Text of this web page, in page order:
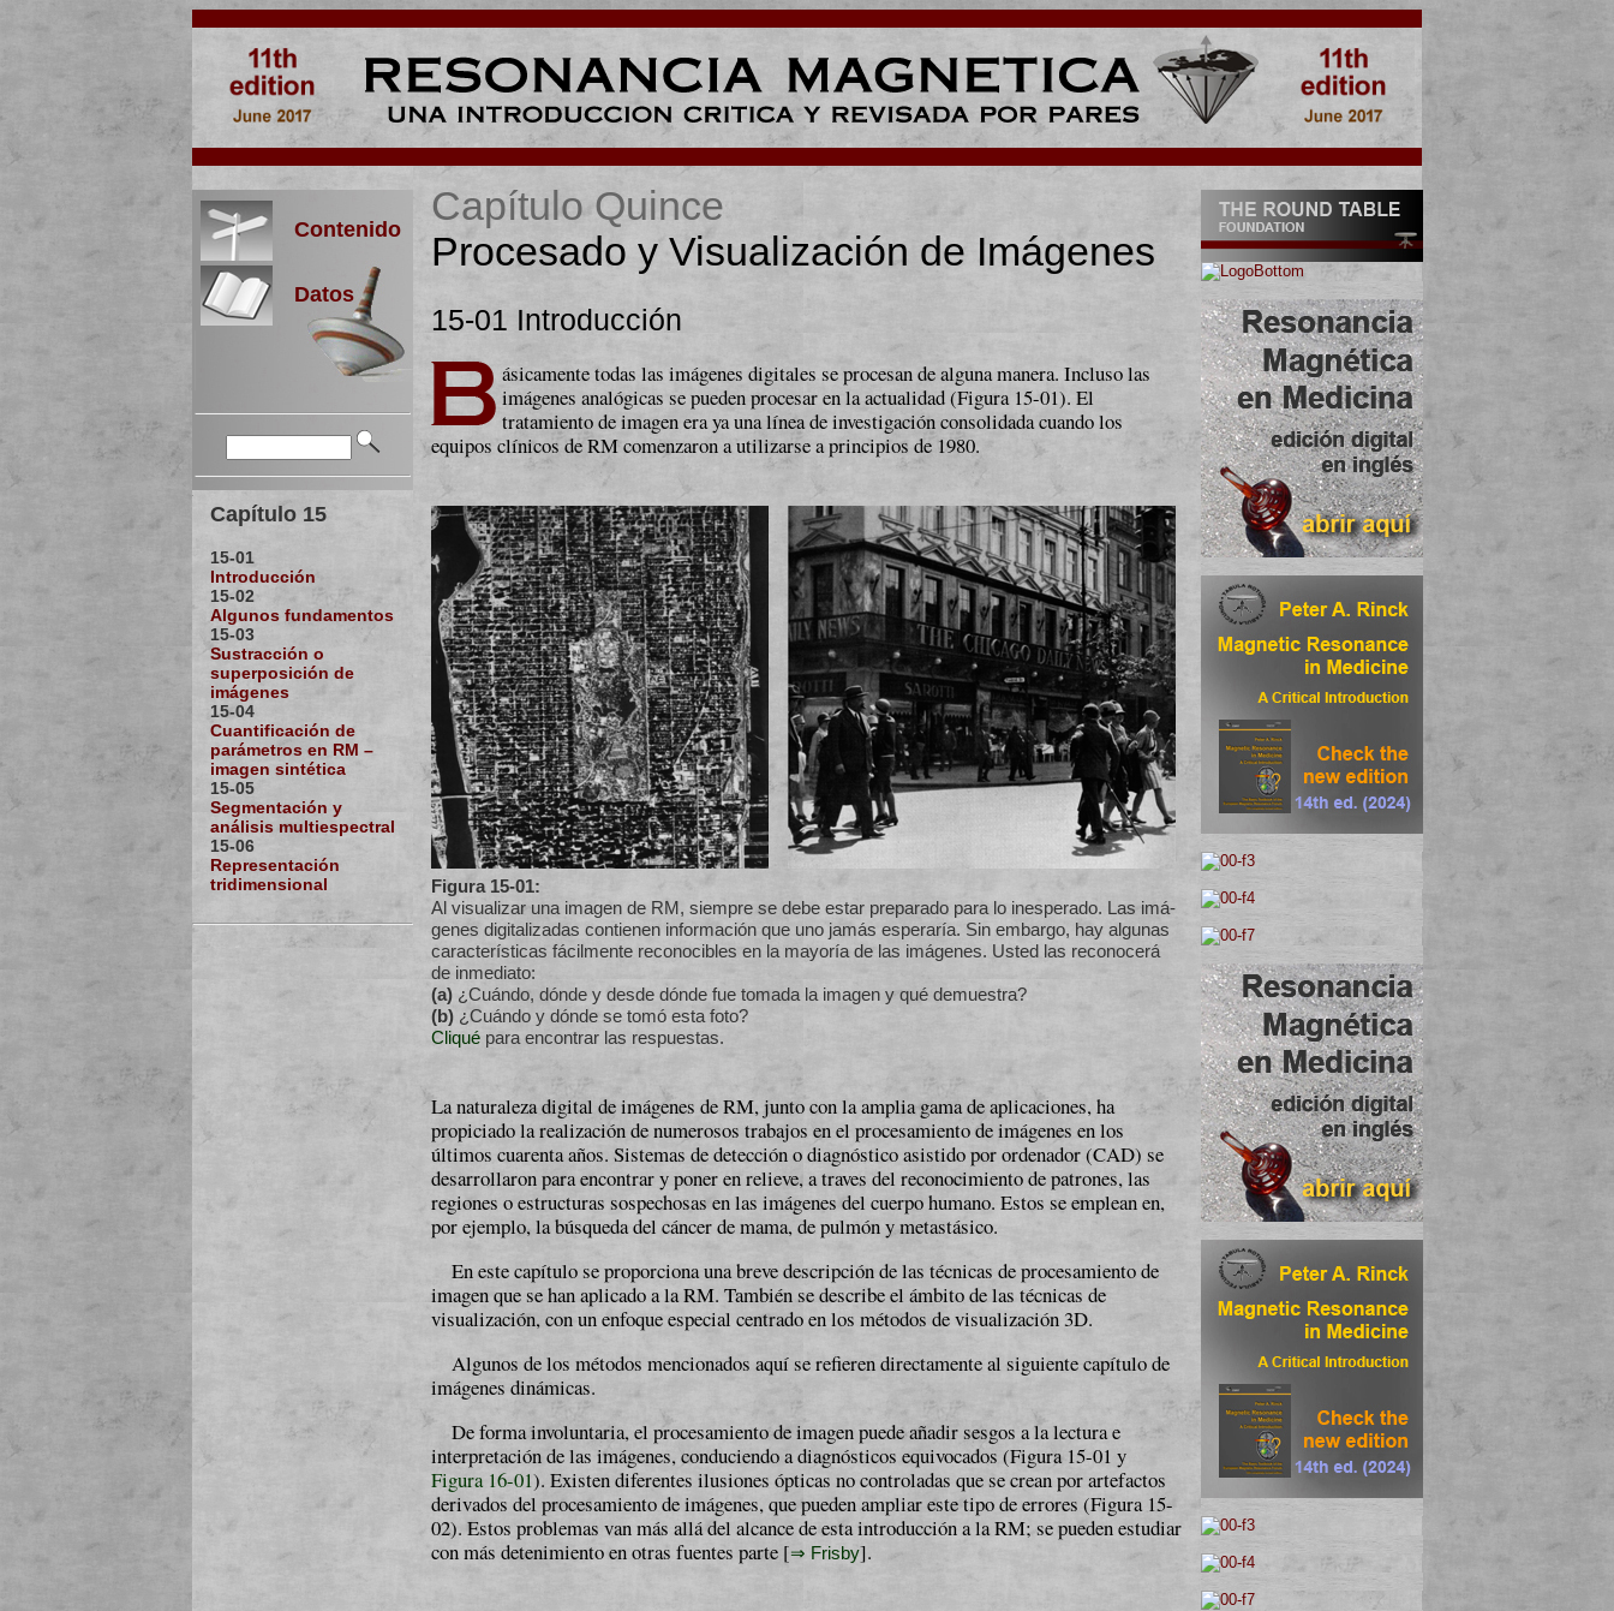
Contenido
Datos
Capítulo 15
15-01
Introducción
15-02
Algunos fundamentos
15-03
Sustracción o
superposición de
imágenes
15-04
Cuantificación de
parámetros en RM –
imagen sintética
15-05
Segmentación y
análisis multiespectral
15-06
Representación
tridimensional
Capítulo Quince
Procesado y Visualización de Imágenes
15-01 Introducción
ásicamente todas las imágenes digitales se procesan de alguna manera. Incluso las
imágenes analógicas se pueden procesar en la actualidad (Fi­gu­ra 15-01). El
tratamiento de imagen era ya una línea de investigación consolidada cuando los
equipos clínicos de RM comenzaron a utilizarse a prin­ci­pi­os de 1980.
Figura 15-01:
Al visualizar una imagen de RM, siempre se debe estar preparado para lo inesperado. Las imá­
ge­nes digitalizadas contienen información que uno jamás esperaría. Sin embargo, hay algunas
características fácilmente reconocibles en la mayoría de las imágenes. Usted las reconocerá
de inmediato:
(a) ¿Cuándo, dónde y desde dónde fue tomada la imagen y qué demuestra?
(b) ¿Cuándo y dónde se tomó esta foto?
Cliqué para encontrar las respuestas.
La naturaleza digital de imágenes de RM, junto con la amplia gama de apli­ca­ci­o­nes, ha
propiciado la realización de numerosos trabajos en el procesamiento de imágenes en los
últimos cuarenta años. Sistemas de detección o diagnóstico asis­ti­do por ordenador (CAD) se
desarrollaron para encontrar y poner en relieve, a traves del reconocimiento de patrones, las
regiones o estructuras sospechosas en las imágenes del cuerpo humano. Estos se emplean en,
por ejemplo, la bús­que­da del cáncer de mama, de pulmón y metastásico.
En este capítulo se proporciona una breve descripción de las técnicas de pro­ce­sa­mi­en­to de
imagen que se han aplicado a la RM. También se describe el ám­bi­to de las técnicas de
visualización, con un enfoque especial centrado en los mé­to­dos de visualización 3D.
Algunos de los métodos mencionados aquí se refieren directamente al si­gui­en­te capítulo de
imágenes dinámicas.
De forma involuntaria, el procesamiento de imagen puede añadir sesgos a la lectura e
interpretación de las imágenes, conduciendo a diagnósticos equi­vo­ca­dos (Figura 15-01 y
Figura 16-01). Existen diferentes ilusiones ópticas no con­tro­la­das que se crean por artefactos
derivados del procesamiento de imágenes, que pueden ampliar este tipo de errores (Figura 15-
02). Estos problemas van más al­lá del alcance de esta introducción a la RM; se pueden estudiar
con más de­te­ni­mi­en­to en otras fuentes parte [⇒ Frisby].